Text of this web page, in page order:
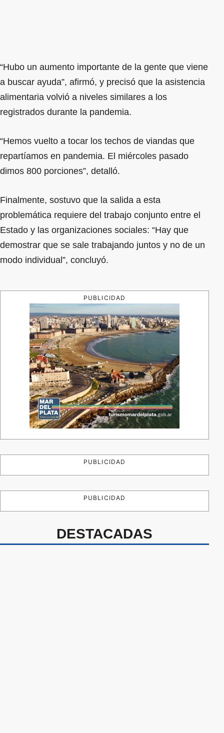
“Hubo un aumento importante de la gente que viene
a buscar ayuda”, afirmó, y precisó que la asistencia
alimentaria volvió a niveles similares a los
registrados durante la pandemia.
“Hemos vuelto a tocar los techos de viandas que
repartíamos en pandemia. El miércoles pasado
dimos 800 porciones”, detalló.
Finalmente, sostuvo que la salida a esta
problemática requiere del trabajo conjunto entre el
Estado y las organizaciones sociales: “Hay que
demostrar que se sale trabajando juntos y no de un
modo individual”, concluyó.
PUBLICIDAD
PUBLICIDAD
PUBLICIDAD
DESTACADAS